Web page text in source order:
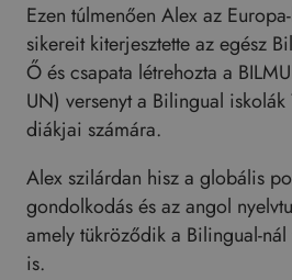
Ezen túlmenően Alex az
sikereit kiterjesztette az egész
Ő és csapata létrehozta a
UN) versenyt a Bilingual iskolák
diákjai számára.
Alex szilárdan hisz a globális
gondolkodás és az angol
amely tükröződik a Bilingual-
is.